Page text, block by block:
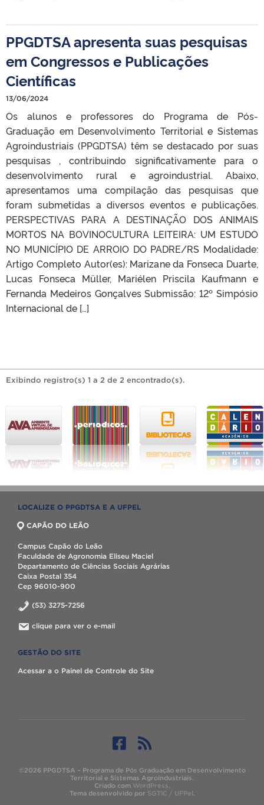
PPGDTSA apresenta suas pesquisas
em Congressos e Publicações
Científicas
13/06/2024
Os alunos e professores do Programa de Pós-
Graduação em Desenvolvimento Territorial e Sistemas
Agroindustriais (PPGDTSA) têm se destacado por suas
pesquisas , contribuindo significativamente para o
desenvolvimento rural e agroindustrial. Abaixo,
apresentamos uma compilação das pesquisas que
foram submetidas a diversos eventos e publicações.
PERSPECTIVAS PARA A DESTINAÇÃO DOS ANIMAIS
MORTOS NA BOVINOCULTURA LEITEIRA: UM ESTUDO
NO MUNICÍPIO DE ARROIO DO PADRE/RS Modalidade:
Artigo Completo Autor(es): Marizane da Fonseca Duarte,
Lucas Fonseca Müller, Mariélen Priscila Kaufmann e
Fernanda Medeiros Gonçalves Submissão: 12º Simpósio
Internacional de […]
Exibindo registro(s) 1 a 2 de 2 encontrado(s).
LOCALIZE O PPGDTSA E A UFPEL
CAPÃO DO LEÃO
Campus Capão do Leão
Faculdade de Agronomia Eliseu Maciel
Departamento de Ciências Sociais Agrárias
Caixa Postal 354
Cep 96010-900
(53) 3275-7256
clique para ver o e-mail
GESTÃO DO SITE
Acessar a o Painel de Controle do Site
©2026 PPGDTSA – Programa de Pós Graduação em Desenvolvimento
Territorial e Sistemas Agroindustriais.
Criado com WordPress.
Tema desenvolvido por SGTIC / UFPel.